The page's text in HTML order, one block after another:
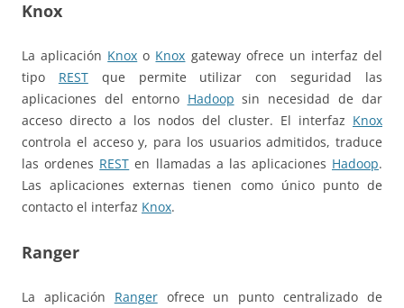
Knox
La aplicación Knox o Knox gateway ofrece un interfaz del
tipo RESTque permite utilizar con seguridad las
aplicaciones del entorno Hadoop sin necesidad de dar
acceso directo a los nodos del cluster. El interfaz Knox
controla el acceso y, para los usuarios admitidos, traduce
las ordenes REST en llamadas a las aplicaciones Hadoop.
Las aplicaciones externas tienen como único punto de
contacto el interfaz Knox.
Ranger
La aplicación Rangerofrece un punto centralizado de